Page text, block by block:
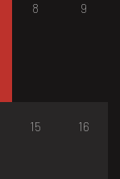
8 9
15 16